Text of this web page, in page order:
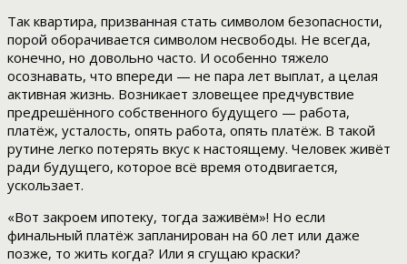
Так квартира, призванная стать символом безопасности,
порой оборачивается символом несвободы. Не всегда,
конечно, но довольно часто. И особенно тяжело
осознавать, что впереди — не пара лет выплат, а целая
активная жизнь. Возникает зловещее предчувствие
предрешённого собственного будущего — работа,
платёж, усталость, опять работа, опять платёж. В такой
рутине легко потерять вкус к настоящему. Человек живёт
ради будущего, которое всё время отодвигается,
ускользает.
«Вот закроем ипотеку, тогда заживём»! Но если
финальный платёж запланирован на 60 лет или даже
позже, то жить когда? Или я сгущаю краски?